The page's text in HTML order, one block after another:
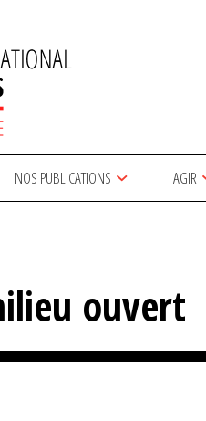
NOS PUBLICATIONS AGIR
ouvert